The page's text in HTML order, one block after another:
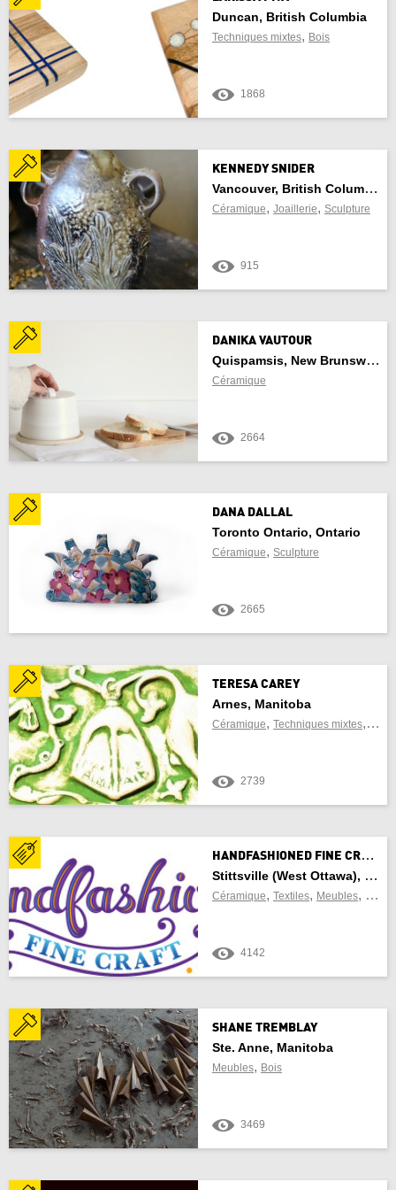
Manitoba
Nouveau-Brunswick
Terre-Neuve-et-Labrador
Territoires du Nord-Ouest
Nouvelle-Écosse
Nunavut
Ontario
l'île du Prince-Édouard
Yukon Territory
TROUVER DES MÉTIERS D’ART À
PROXIMITÉ
Utiliser emplacement actuel
Duncan, British Columbia
Techniques mixtes, Bois
1868
KENNEDY SNIDER
Vancouver, British Columbia
Céramique, Joaillerie, Sculpture
915
DANIKA VAUTOUR
Quispamsis, New Brunswick
Céramique
2664
DANA DALLAL
Toronto Ontario, Ontario
Céramique, Sculpture
2665
TERESA CAREY
Arnes, Manitoba
Céramique, Techniques mixtes,
2739
H
ANDFASHIONED FINE CRAFT
Stittsville (West Ottawa), Ontario
Céramique, Textiles, Meubles, Verre
4142
SHANE TREMBLAY
Ste. Anne, Manitoba
Meubles, Bois
3469